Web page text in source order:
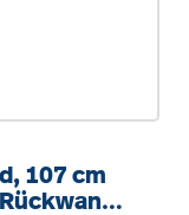
107 cm